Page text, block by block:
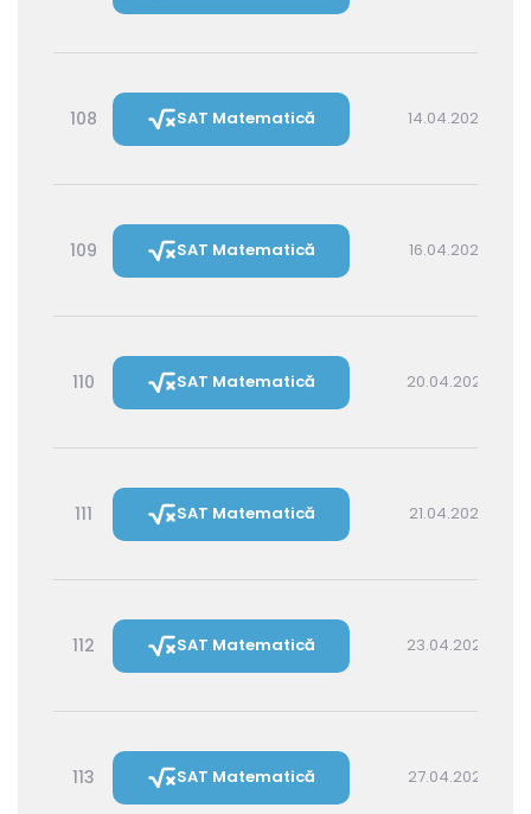
108 SAT Matematică 14.04.2027 14:30
109 SAT Matematică 16.04.2027 16:00
110 SAT Matematică 20.04.2027 16:00
111 SAT Matematică 21.04.2027 14:30
112 SAT Matematică 23.04.2027 16:00
113 SAT Matematică 27.04.2027 16:00